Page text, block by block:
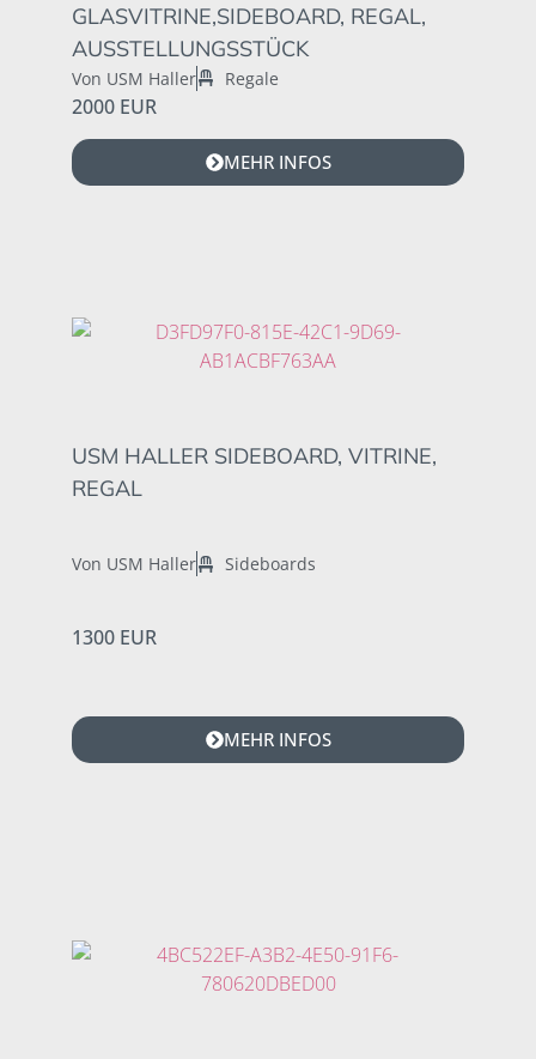
GLASVITRINE,SIDEBOARD, REGAL,
AUSSTELLUNGSSTÜCK
Von USM Haller Regale
2000 EUR
MEHR INFOS
USM HALLER SIDEBOARD, VITRINE,
REGAL
Von USM Haller Sideboards
1300 EUR
MEHR INFOS